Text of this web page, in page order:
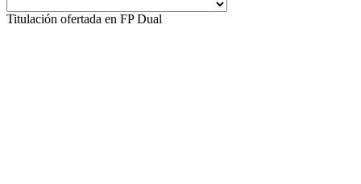
Titulación ofertada en FP Dual